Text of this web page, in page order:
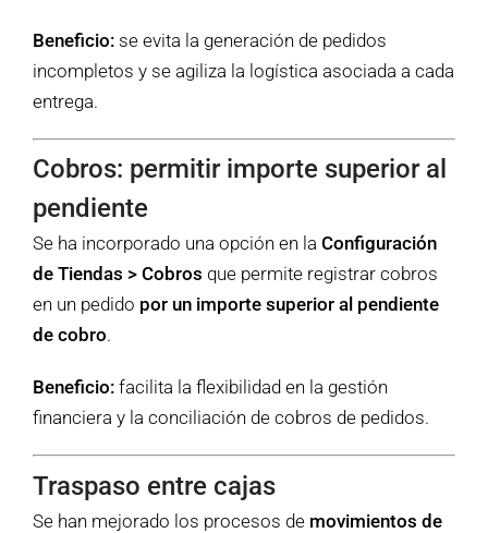
Beneficio: se evita la generación de pedidos
incompletos y se agiliza la logística asociada a cada
entrega.
Cobros: permitir importe superior al
pendiente
Se ha incorporado una opción en la Configuración
de Tiendas > Cobros que permite registrar cobros
en un pedido por un importe superior al pendiente
de cobro.
Beneficio: facilita la flexibilidad en la gestión
financiera y la conciliación de cobros de pedidos.
Traspaso entre cajas
Se han mejorado los procesos de movimientos de